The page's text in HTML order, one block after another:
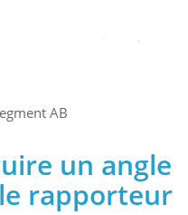
AB
un angle
rapporteur